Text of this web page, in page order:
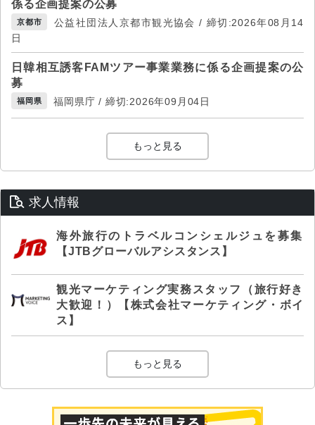
係る企画提案の公募
京都市
公益社団法人京都市観光協会 / 締切:2026年08月14
日
日韓相互誘客FAMツアー事業業務に係る企画提案の公
募
福岡県 福岡県庁 / 締切:2026年09月04日
もっと見る
求人情報
海外旅行のトラベルコンシェルジュを募集
【JTBグローバルアシスタンス】
観光マーケティング実務スタッフ（旅行好き
大歓迎！）【株式会社マーケティング・ボイ
ス】
もっと見る